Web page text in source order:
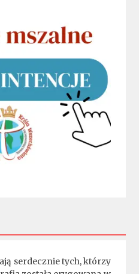
serdecznie tych, którzy